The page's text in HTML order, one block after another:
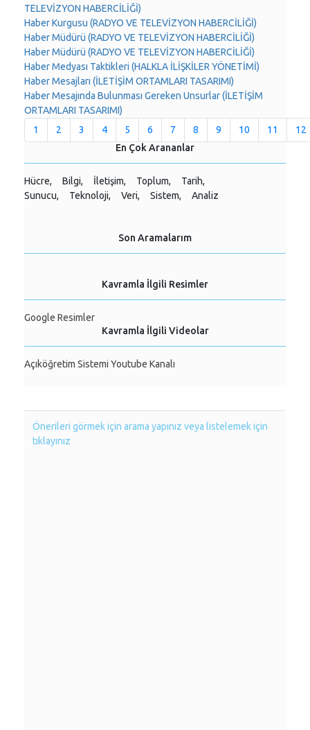
TELEVİZYON HABERCİLİĞİ)
Haber Kurgusu (RADYO VE TELEVİZYON HABERCİLİĞİ)
Haber Müdürü (RADYO VE TELEVİZYON HABERCİLİĞİ)
Haber Müdürü (RADYO VE TELEVİZYON HABERCİLİĞİ)
Haber Medyası Taktikleri (HALKLA İLİŞKİLER YÖNETİMİ)
Haber Mesajları (İLETİŞİM ORTAMLARI TASARIMI)
Haber Mesajında Bulunması Gereken Unsurlar (İLETİŞİM
ORTAMLARI TASARIMI)
1
2 3 4 5 6 7 8 9 10 11
12
En Çok Arananlar
Hücre, Bilgi, İletişim, Toplum,
Tarih,
Sunucu,
Teknoloji, Veri, Sistem, Analiz
Son Aramalarım
Kavramla İlgili Resimler
Google Resimler
Kavramla İlgili Videolar
Açıköğretim Sistemi Youtube Kanalı
Önerileri görmek için arama yapınız veya listelemek için
tıklayınız